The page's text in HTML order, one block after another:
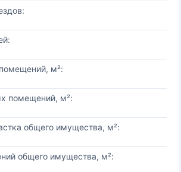
м²:
помещений, м²:
общего имущества, м²:
общего имущества, м²: